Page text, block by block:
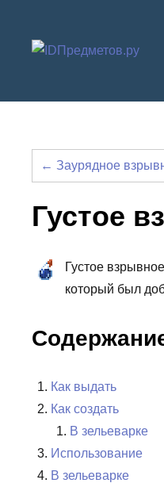
содержимому
← Заурядное
Густое
Густое
который был
Как выдать
Как создать
В зельеварке
Использование
В зельеварке